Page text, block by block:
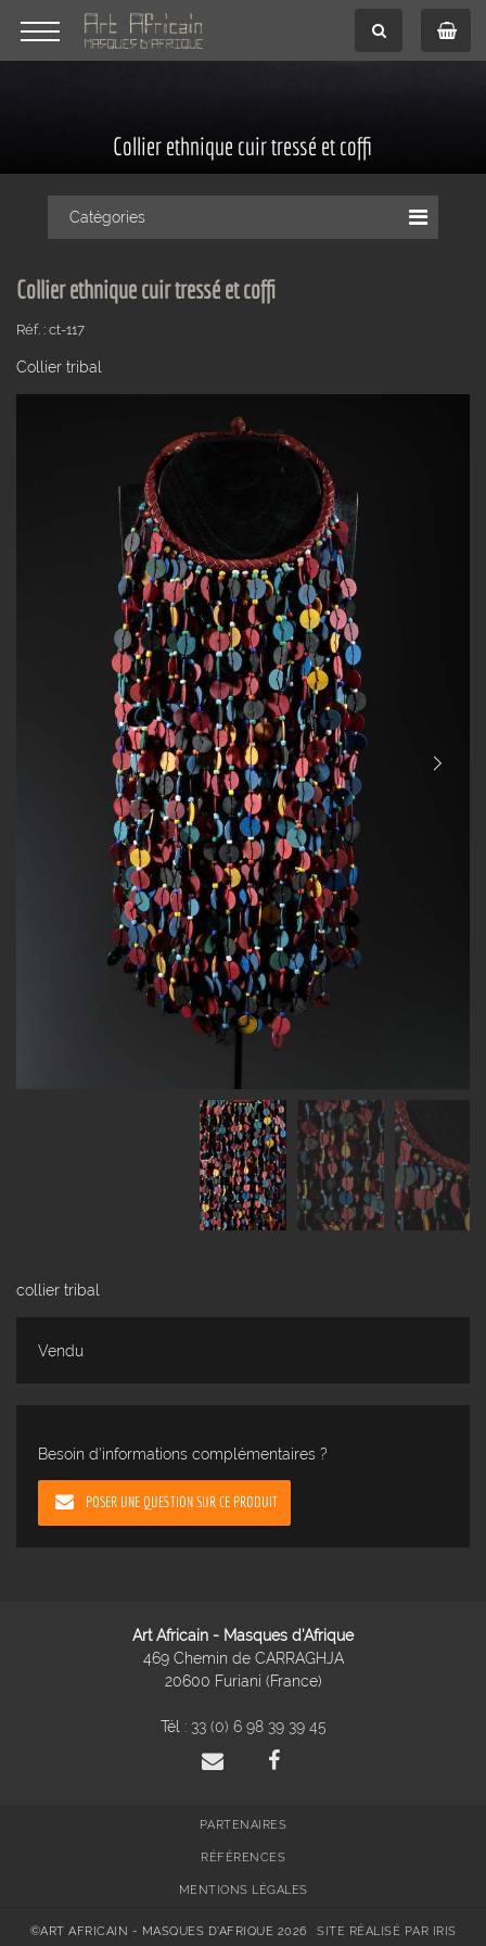
Collier ethnique cuir tressé et coffi
Catégories
Collier ethnique cuir tressé et coffi
Réf. : ct-117
Collier tribal
collier tribal
Vendu
Besoin d'informations complémentaires ?
POSER UNE QUESTION SUR CE PRODUIT
Art Africain - Masques d'Afrique
469 Chemin de CARRAGHJA
20600 Furiani (France)
Tél : 33 (0) 6 98 39 39 45
PARTENAIRES
RÉFÉRENCES
MENTIONS LÉGALES
©ART AFRICAIN - MASQUES D'AFRIQUE 2026 SITE RÉALISÉ PAR IRIS